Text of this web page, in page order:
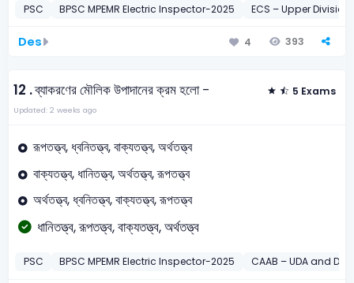
PSC BPSC MPEMR Electric Inspector-2025 ECS – Upper
Des 4 393
12 .ব্যাকরণের মৌলিক উপাদানের ক্রম হলো - 5 Exams
Updated: 2 weeks ago
রূপতত্ত্ব, ধ্বনিতত্ত্ব, বাক্যতত্ত্ব, অর্থতত্ত্ব
বাক্যতত্ত্ব, ধানিতত্ত্ব, অর্থতত্ত্ব, রূপতত্ত্ব
অর্থতত্ত্ব, ধ্বনিতত্ত্ব, বাক্যতত্ত্ব, রূপতত্ত্ব
ধানিতত্ত্ব, রূপতত্ত্ব, বাক্যতত্ত্ব, অর্থতত্ত্ব
PSC BPSC MPEMR Electric Inspector-2025 CAAB – UDA and